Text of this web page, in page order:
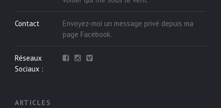
Contact
Envoyez-moi un message privé depuis ma
page Facebook.
Réseaux
Sociaux :
ARTICLES